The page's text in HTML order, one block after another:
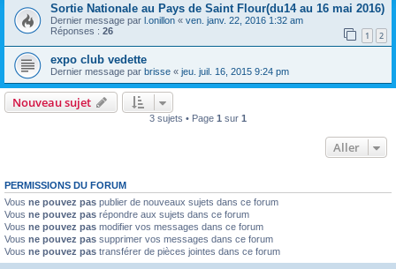
Sortie Nationale au Pays de Saint Flour(du14 au 16 mai 2016)
Dernier message par l.onillon « ven. janv. 22, 2016 1:32 am
Réponses : 26 1 2
expo club vedette
Dernier message par brisse « jeu. juil. 16, 2015 9:24 pm
Nouveau sujet
3 sujets • Page 1 sur 1
Aller
PERMISSIONS DU FORUM
Vous ne pouvez pas publier de nouveaux sujets dans ce forum
Vous ne pouvez pas répondre aux sujets dans ce forum
Vous ne pouvez pas modifier vos messages dans ce forum
Vous ne pouvez pas supprimer vos messages dans ce forum
Vous ne pouvez pas transférer de pièces jointes dans ce forum